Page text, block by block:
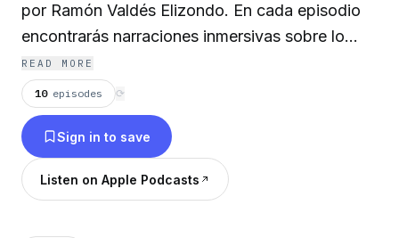
por Ramón Valdés Elizondo. En cada episodio
encontrarás narraciones inmersivas sobre lo
paranormal, criaturas, apariciones, enigmas
inquietantes y leyendas que han marcado
distintas culturas. Si te apasionan el horror, el
suspenso, lo extraño y lo desconocido, este
podcast es para ti. ¿Te atreves a mirar dentro
del Espejo Negro?
READ MORE
10 episodes ⟳
Sign in to save
Listen on Apple Podcasts